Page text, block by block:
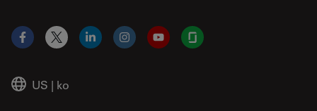
US | ko
Facebook
X LinkedInInstagramYouTubeGlassdoor